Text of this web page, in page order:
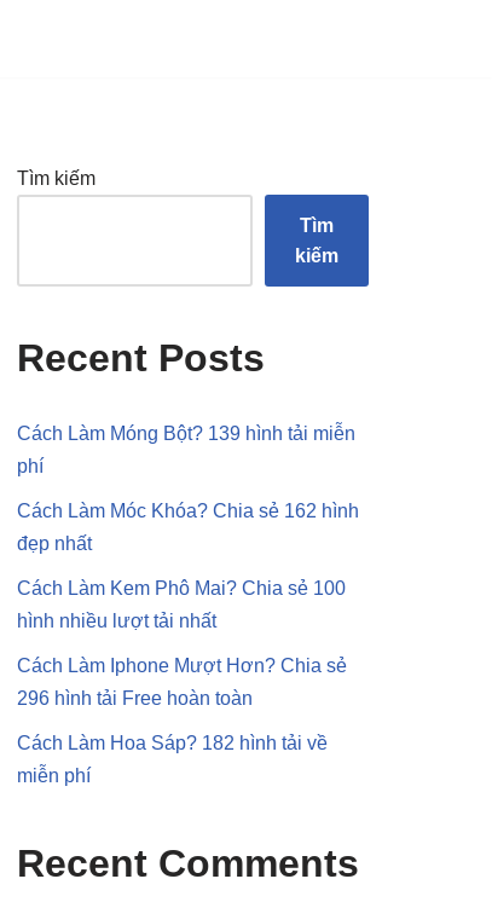
Tìm kiếm
Tìm
kiếm
Recent Posts
Cách Làm Móng Bột? 139 hình tải miễn
phí
Cách Làm Móc Khóa? Chia sẻ 162 hình
đẹp nhất
Cách Làm Kem Phô Mai? Chia sẻ 100
hình nhiều lượt tải nhất
Cách Làm Iphone Mượt Hơn? Chia sẻ
296 hình tải Free hoàn toàn
Cách Làm Hoa Sáp? 182 hình tải về
miễn phí
Recent Comments